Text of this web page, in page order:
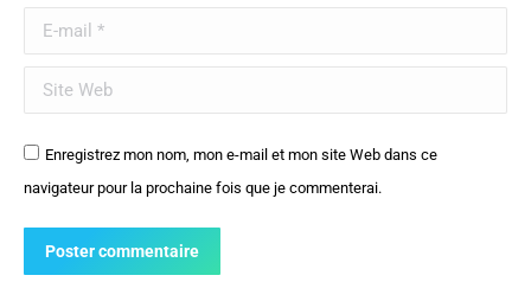
E-mail *
Site Web
Enregistrez mon nom, mon e-mail et mon site Web dans ce
navigateur pour la prochaine fois que je commenterai.
Poster commentaire